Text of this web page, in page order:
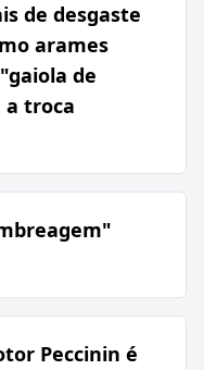
de desgaste
arames
de
a troca
Peccinin é